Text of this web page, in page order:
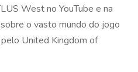
West no YouTube e na
o vasto mundo do jogo
United Kingdom of